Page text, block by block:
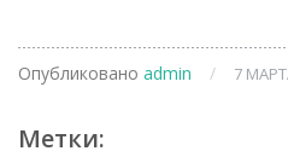
Опубликовано admin / 7
Метки: